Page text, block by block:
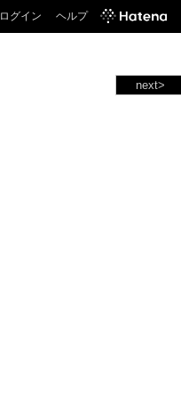
ログイン ヘルプ
next>